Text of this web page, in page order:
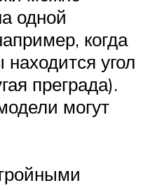
одной
когда
находится угол
преграда).
могут